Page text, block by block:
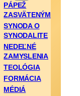
PÁPEŽ
ZASVÄTENÝM
SYNODA O
SYNODALITE
NEDEĽNÉ
ZAMYSLENIA
TEOLÓGIA
FORMÁCIA
MÉDIÁ